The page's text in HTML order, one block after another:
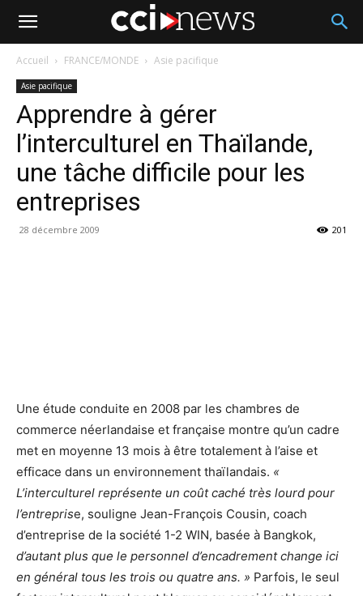
Accueil FRANCE/MONDE Asie pacifique
Asie pacifique
Apprendre à gérer
l’interculturel en Thaïlande,
une tâche difficile pour les
entreprises
28 décembre 2009 201
Une étude conduite en 2008 par les chambres de
commerce néerlandaise et française montre qu’un cadre
met en moyenne 13 mois à être totalement à l’aise et
efficace dans un environnement thaïlandais. «
L’interculturel représente un coût caché très lourd pour
l’entreprise, souligne Jean-François Cousin, coach
d’entreprise de la société 1-2 WIN, basée à Bangkok,
d’autant plus que le personnel d’encadrement change ici
en général tous les trois ou quatre ans. » Parfois, le seul